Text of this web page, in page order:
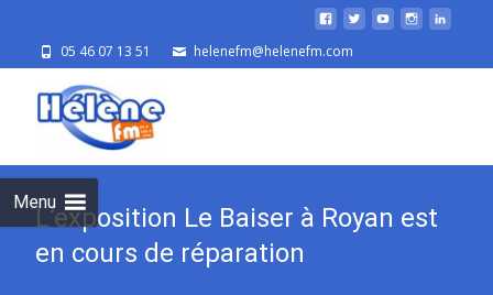
05 46 07 13 51 helenefm@helenefm.com
Menu
L’exposition Le Baiser à Royan est
en cours de réparation